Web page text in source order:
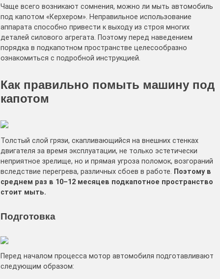
Чаще всего возникают сомнения, можно ли мыть автомобиль
под капотом «Керхером». Неправильное использование
аппарата способно привести к выходу из строя многих
деталей силового агрегата. Поэтому перед наведением
порядка в подкапотном пространстве целесообразно
ознакомиться с подробной инструкцией.
Как правильно помыть машину под
капотом
Толстый слой грязи, скапливающийся на внешних стенках
двигателя за время эксплуатации, не только эстетически
неприятное зрелище, но и прямая угроза поломок, возгораний
вследствие перегрева, различных сбоев в работе. Поэтому в
среднем раз в 10–12 месяцев подкапотное пространство
стоит мыть.
Подготовка
Перед началом процесса мотор автомобиля подготавливают
следующим образом: